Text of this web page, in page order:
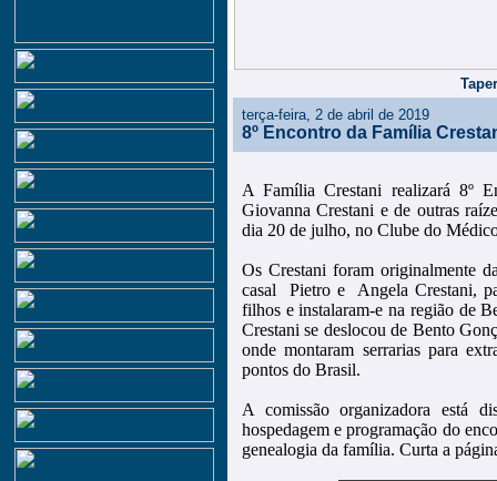
terça-feira, 2 de abril de 2019
8º Encontro da Família
A Família Crestani realizará 8º
Giovanna Crestani e de outras
dia 20 de julho, no Clube do
Os Crestani foram originalmente
casal Pietro e Angela Crestani,
filhos e instalaram-e na região de
Crestani se deslocou de Bento
onde montaram serrarias para
pontos do Brasil.
A comissão organizadora está
hospedagem e programação do
genealogia da família. Curta a